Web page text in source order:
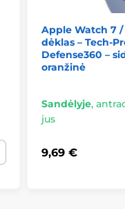
Apple Watch 7
dėklas – Tech-
Defense360 –
oranžinė
Sandėlyje,
jus
9,69 €